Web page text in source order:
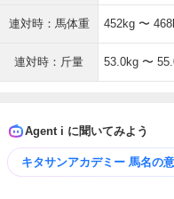
連対時：馬体重 452kg 〜
連対時：斤量 53.0kg 〜
Agent i に聞いてみよう
キタサンアカデミー 馬名の